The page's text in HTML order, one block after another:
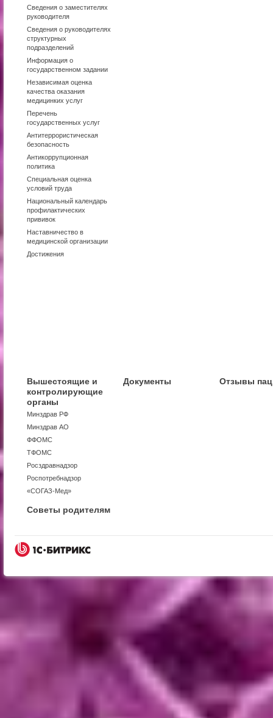
Сведения о заместителях
руководителя
Сведения о руководителях
структурных
подразделений
Информация о
государственном задании
Независимая оценка
качества оказания
медицинких услуг
Перечень
государственных услуг
Антитеррористическая
безопасность
Антикоррупционная
политика
Специальная оценка
условий труда
Национальный календарь
профилактических
прививок
Наставничество в
медицинской организации
Достижения
Вышестоящие и
контролирующие
органы
Минздрав РФ
Минздрав АО
ФФОМС
ТФОМС
Росздравнадзор
Роспотребнадзор
«СОГАЗ-Мед»
Документы Отзывы
Советы родителям